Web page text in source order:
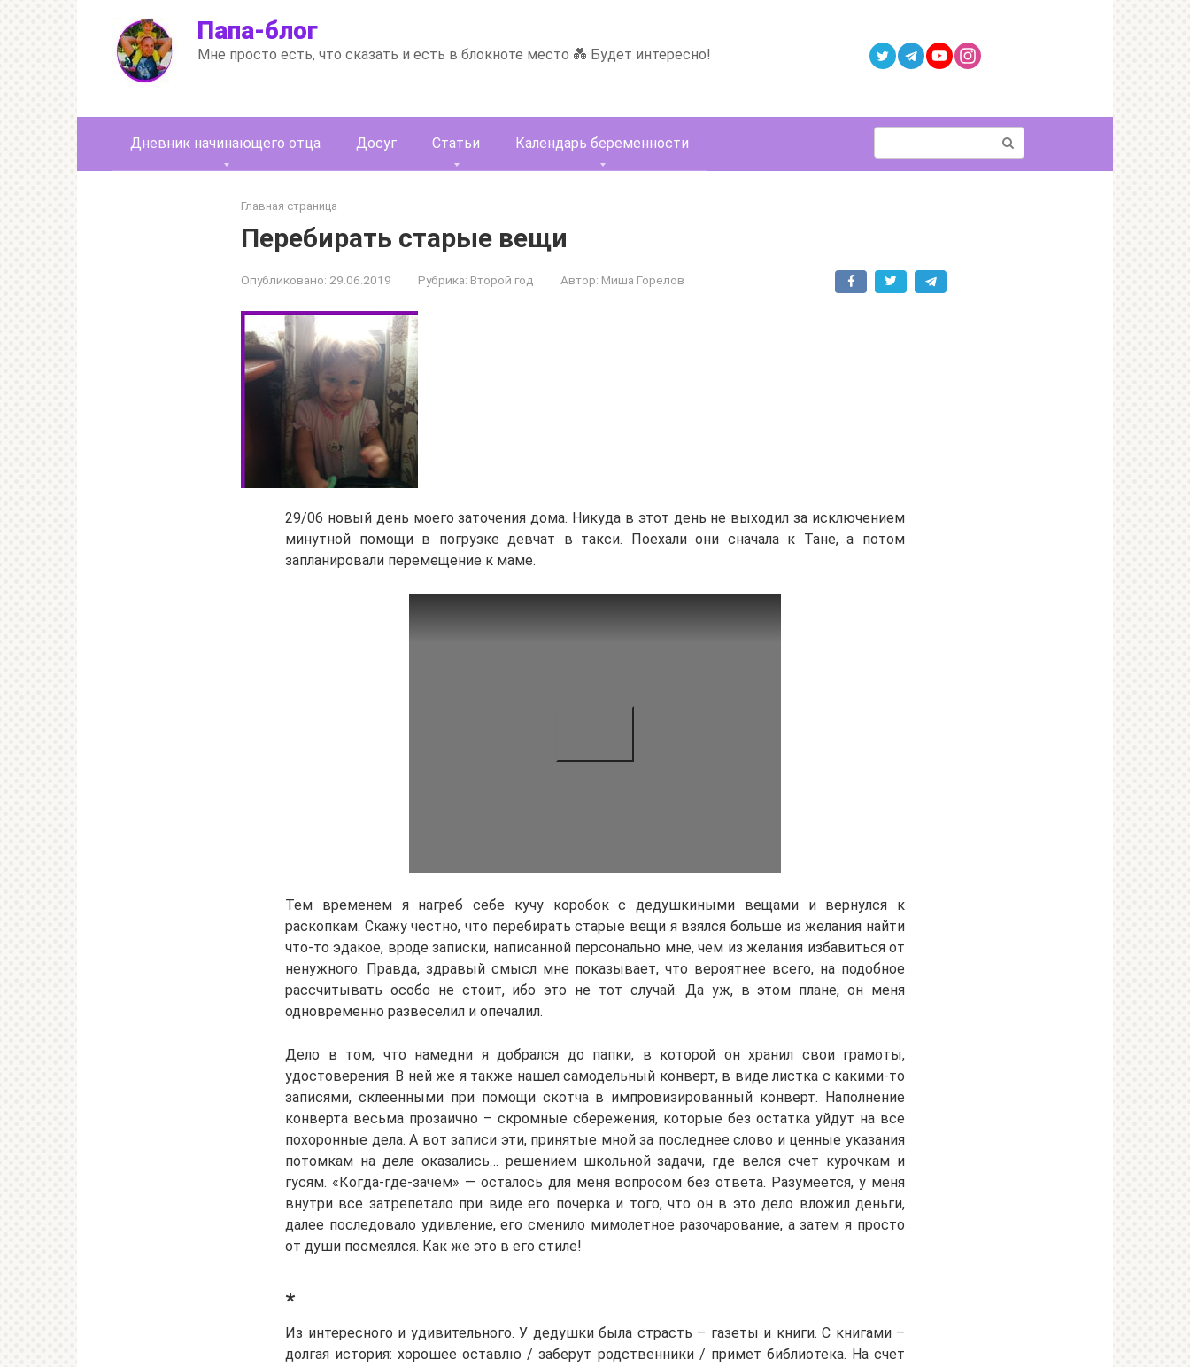
Папа-блог
Мне просто есть, что сказать и есть в блокноте место 💑 Будет интересно!
Дневник начинающего отца Досуг Статьи Календарь беременности
Главная страница
Перебирать старые вещи
Опубликовано: 29.06.2019 Рубрика: Второй год Автор: Миша Горелов
29/06 новый день моего заточения дома. Никуда в этот день не выходил за исключением
минутной помощи в погрузке девчат в такси. Поехали они сначала к Тане, а потом
запланировали перемещение к маме.
Тем временем я нагреб себе кучу коробок с дедушкиными вещами и вернулся к
раскопкам. Скажу честно, что перебирать старые вещи я взялся больше из желания найти
что-то эдакое, вроде записки, написанной персонально мне, чем из желания избавиться от
ненужного. Правда, здравый смысл мне показывает, что вероятнее всего, на подобное
рассчитывать особо не стоит, ибо это не тот случай. Да уж, в этом плане, он меня
одновременно развеселил и опечалил.
Дело в том, что намедни я добрался до папки, в которой он хранил свои грамоты,
удостоверения. В ней же я также нашел самодельный конверт, в виде листка с какими-то
записями, склеенными при помощи скотча в импровизированный конверт. Наполнение
конверта весьма прозаично – скромные сбережения, которые без остатка уйдут на все
похоронные дела. А вот записи эти, принятые мной за последнее слово и ценные указания
потомкам на деле оказались… решением школьной задачи, где велся счет курочкам и
гусям. «Когда-где-зачем» — осталось для меня вопросом без ответа. Разумеется, у меня
внутри все затрепетало при виде его почерка и того, что он в это дело вложил деньги,
далее последовало удивление, его сменило мимолетное разочарование, а затем я просто
от души посмеялся. Как же это в его стиле!
*
Из интересного и удивительного. У дедушки была страсть – газеты и книги. С книгами –
долгая история: хорошее оставлю / заберут родственники / примет библиотека. На счет